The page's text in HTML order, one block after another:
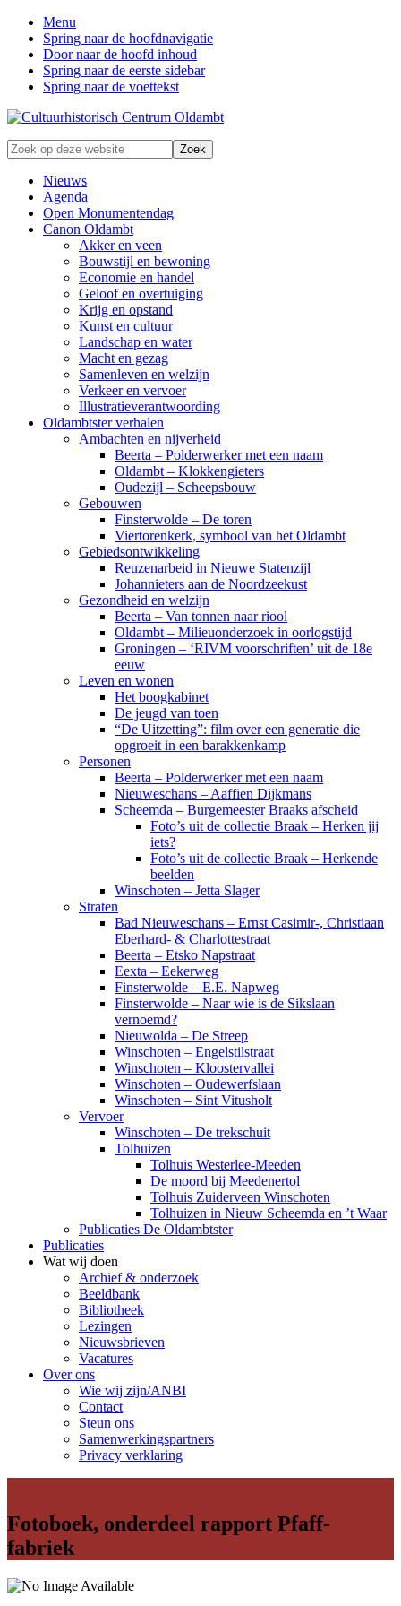
Menu
Spring naar de hoofdnavigatie
Door naar de hoofd inhoud
Spring naar de eerste sidebar
Spring naar de voettekst
Zonder
verleden
geen
toekomst
Zoek
op
deze
website
Nieuws
Agenda
Open Monumentendag
Canon Oldambt
Akker en veen
Bouwstijl en bewoning
Economie en handel
Geloof en overtuiging
Krijg en opstand
Kunst en cultuur
Landschap en water
Macht en gezag
Samenleven en welzijn
Verkeer en vervoer
Illustratieverantwoording
Oldambtster verhalen
Ambachten en nijverheid
Beerta – Polderwerker met een naam
Oldambt – Klokkengieters
Oudezijl – Scheepsbouw
Gebouwen
Finsterwolde – De toren
Viertorenkerk, symbool van het Oldambt
Gebiedsontwikkeling
Reuzenarbeid in Nieuwe Statenzijl
Johannieters aan de Noordzeekust
Gezondheid en welzijn
Beerta – Van tonnen naar riool
Oldambt – Milieuonderzoek in oorlogstijd
Groningen – ‘RIVM voorschriften’ uit de 18e
eeuw
Leven en wonen
Het boogkabinet
De jeugd van toen
“De Uitzetting”: film over een generatie die
opgroeit in een barakkenkamp
Personen
Beerta – Polderwerker met een naam
Nieuweschans – Aaffien Dijkmans
Scheemda – Burgemeester Braaks afscheid
Foto’s uit de collectie Braak – Herken jij
iets?
Foto’s uit de collectie Braak – Herkende
beelden
Winschoten – Jetta Slager
Straten
Bad Nieuweschans – Ernst Casimir-, Christiaan
Eberhard- & Charlottestraat
Beerta – Etsko Napstraat
Eexta – Eekerweg
Finsterwolde – E.E. Napweg
Finsterwolde – Naar wie is de Sikslaan
vernoemd?
Nieuwolda – De Streep
Winschoten – Engelstilstraat
Winschoten – Kloostervallei
Winschoten – Oudewerfslaan
Winschoten – Sint Vitusholt
Vervoer
Winschoten – De trekschuit
Tolhuizen
Tolhuis Westerlee-Meeden
De moord bij Meedenertol
Tolhuis Zuiderveen Winschoten
Tolhuizen in Nieuw Scheemda en ’t Waar
Publicaties De Oldambtster
Publicaties
Wat wij doen
Archief & onderzoek
Beeldbank
Bibliotheek
Lezingen
Nieuwsbrieven
Vacatures
Over ons
Wie wij zijn/ANBI
Contact
Steun ons
Samenwerkingspartners
Privacy verklaring
Fotoboek, onderdeel rapport Pfaff-
fabriek